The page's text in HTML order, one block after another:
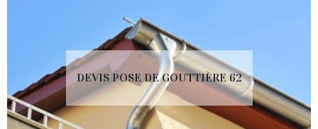
DEVIS POSE DE GOUTTIÈRE 62